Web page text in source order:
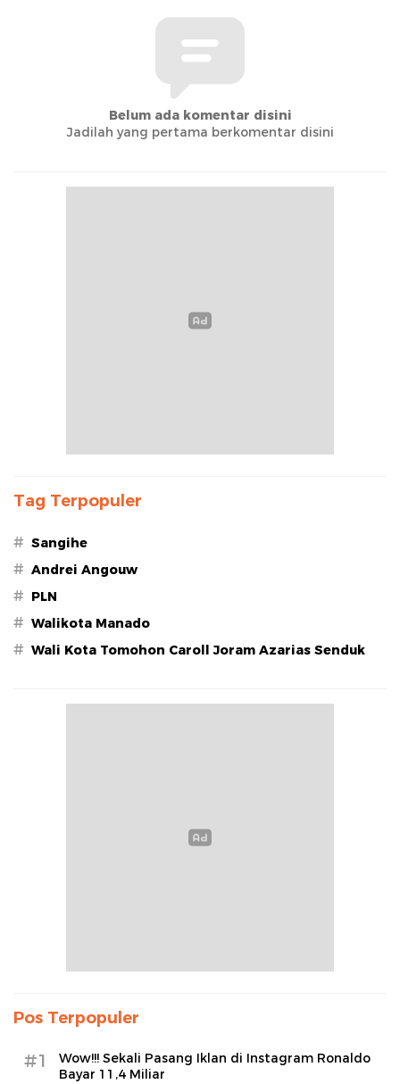
Belum ada komentar disini
Jadilah yang pertama berkomentar disini
Tag Terpopuler
# Sangihe
# Andrei Angouw
# PLN
# Walikota Manado
# Wali Kota Tomohon Caroll Joram Azarias Senduk
Pos Terpopuler
#1
Wow!!! Sekali Pasang Iklan di Instagram Ronaldo
Bayar 11,4 Miliar